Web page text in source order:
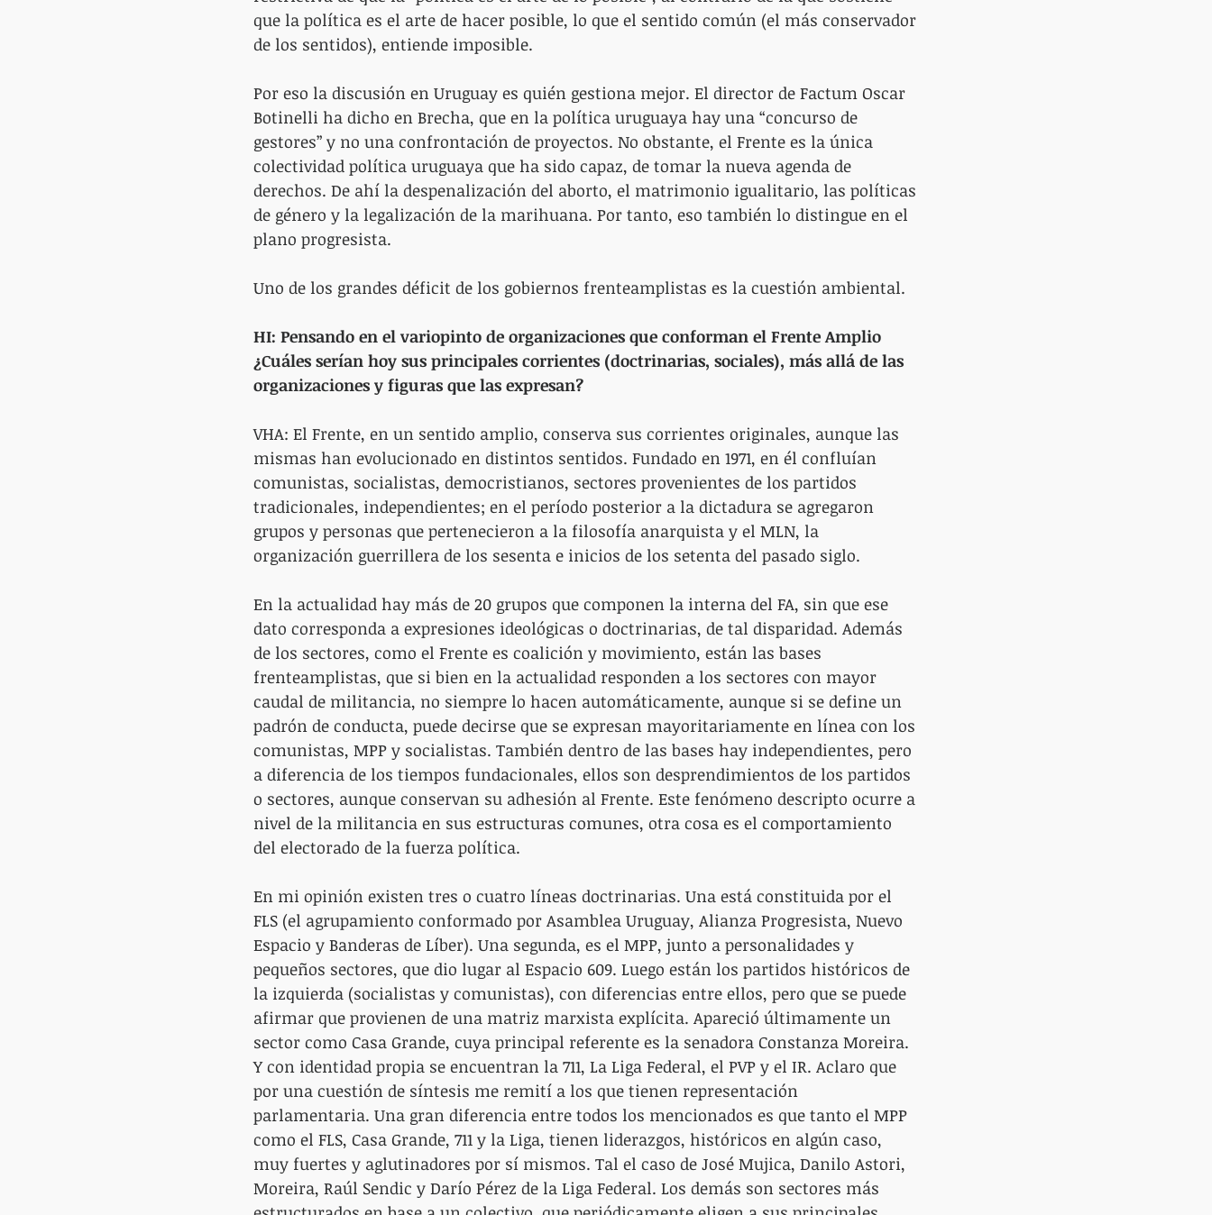
que la política es el arte de hacer posible, lo que el sentido común (el más conservador
de los sentidos), entiende imposible.
Por eso la discusión en Uruguay es quién gestiona mejor. El director de Factum Oscar
Botinelli ha dicho en Brecha, que en la política uruguaya hay una “concurso de
gestores” y no una confrontación de proyectos. No obstante, el Frente es la única
colectividad política uruguaya que ha sido capaz, de tomar la nueva agenda de
derechos. De ahí la despenalización del aborto, el matrimonio igualitario, las políticas
de género y la legalización de la marihuana. Por tanto, eso también lo distingue en el
plano progresista.
Uno de los grandes déficit de los gobiernos frenteamplistas es la cuestión ambiental.
HI: Pensando en el variopinto de organizaciones que conforman el Frente Amplio
¿Cuáles serían hoy sus principales corrientes (doctrinarias, sociales), más allá de las
organizaciones y figuras que las expresan?
VHA: El Frente, en un sentido amplio, conserva sus corrientes originales, aunque las
mismas han evolucionado en distintos sentidos. Fundado en 1971, en él confluían
comunistas, socialistas, democristianos, sectores provenientes de los partidos
tradicionales, independientes; en el período posterior a la dictadura se agregaron
grupos y personas que pertenecieron a la filosofía anarquista y el MLN, la
organización guerrillera de los sesenta e inicios de los setenta del pasado siglo.
En la actualidad hay más de 20 grupos que componen la interna del FA, sin que ese
dato corresponda a expresiones ideológicas o doctrinarias, de tal disparidad. Además
de los sectores, como el Frente es coalición y movimiento, están las bases
frenteamplistas, que si bien en la actualidad responden a los sectores con mayor
caudal de militancia, no siempre lo hacen automáticamente, aunque si se define un
padrón de conducta, puede decirse que se expresan mayoritariamente en línea con los
comunistas, MPP y socialistas. También dentro de las bases hay independientes, pero
a diferencia de los tiempos fundacionales, ellos son desprendimientos de los partidos
o sectores, aunque conservan su adhesión al Frente. Este fenómeno descripto ocurre a
nivel de la militancia en sus estructuras comunes, otra cosa es el comportamiento
del electorado de la fuerza política.
En mi opinión existen tres o cuatro líneas doctrinarias. Una está constituida por el
FLS (el agrupamiento conformado por Asamblea Uruguay, Alianza Progresista, Nuevo
Espacio y Banderas de Líber). Una segunda, es el MPP, junto a personalidades y
pequeños sectores, que dio lugar al Espacio 609. Luego están los partidos históricos de
la izquierda (socialistas y comunistas), con diferencias entre ellos, pero que se puede
afirmar que provienen de una matriz marxista explícita. Apareció últimamente un
sector como Casa Grande, cuya principal referente es la senadora Constanza Moreira.
Y con identidad propia se encuentran la 711, La Liga Federal, el PVP y el IR. Aclaro que
por una cuestión de síntesis me remití a los que tienen representación
parlamentaria. Una gran diferencia entre todos los mencionados es que tanto el MPP
como el FLS, Casa Grande, 711 y la Liga, tienen liderazgos, históricos en algún caso,
muy fuertes y aglutinadores por sí mismos. Tal el caso de José Mujica, Danilo Astori,
Moreira, Raúl Sendic y Darío Pérez de la Liga Federal. Los demás son sectores más